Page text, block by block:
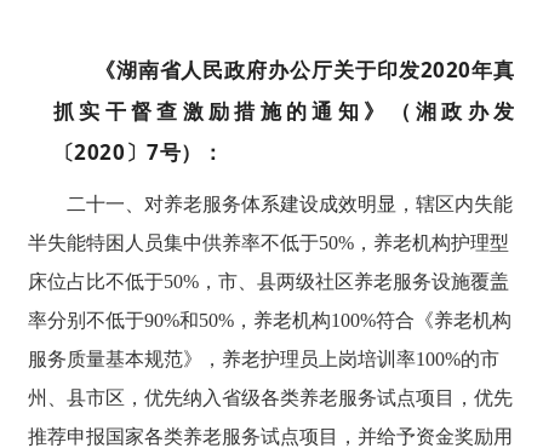
《湖南省人民政府办公厅关于印发2020年真
抓实干督查激励措施的通知》（湘政办发
〔2020〕7号）：
二十一、对养老服务体系建设成效明显，辖区内失能
半失能特困人员集中供养率不低于50%，养老机构护理型
床位占比不低于50%，市、县两级社区养老服务设施覆盖
率分别不低于90%和50%，养老机构100%符合《养老机构
服务质量基本规范》，养老护理员上岗培训率100%的市
州、县市区，优先纳入省级各类养老服务试点项目，优先
推荐申报国家各类养老服务试点项目，并给予资金奖励用